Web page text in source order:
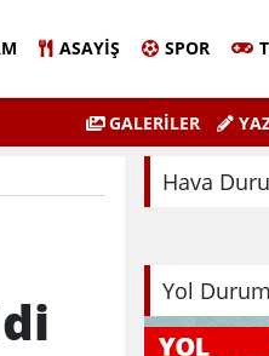
ASAYIŞ SPOR
Elazığ'da Sivil
GALERİLER
Hava
Yol